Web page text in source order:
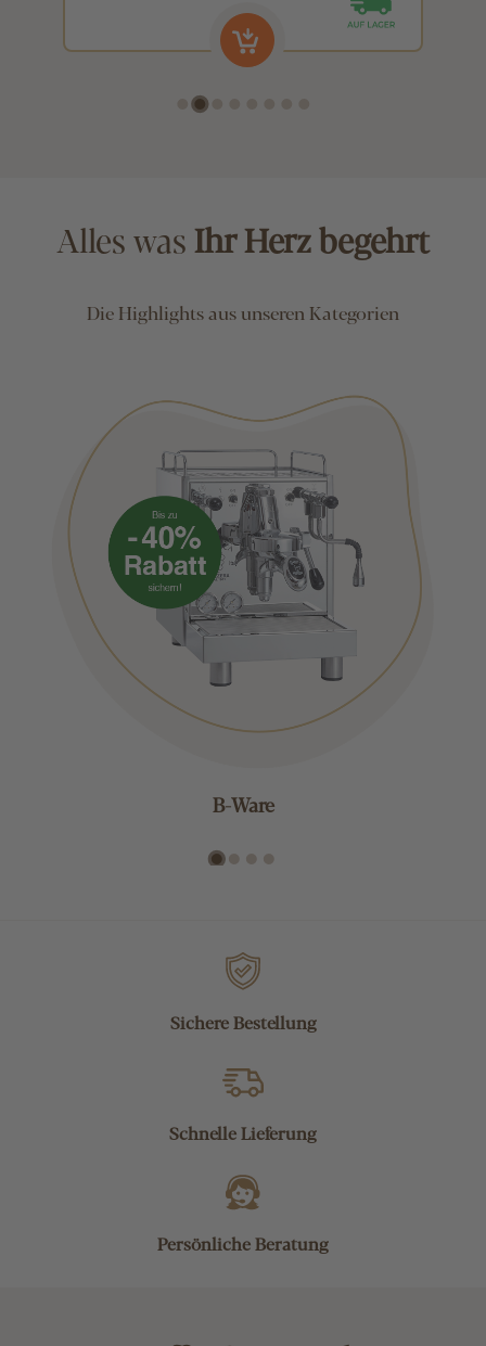
Alles wasIhr Herz begehrt
Die Highlights aus unseren Kategorien
B-Ware
Sichere Bestellung
Schnelle Lieferung
Persönliche Beratung